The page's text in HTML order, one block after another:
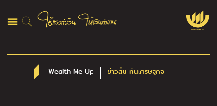
Wealth Me Up ข่าวสั้น ทันเศรษฐกิจ